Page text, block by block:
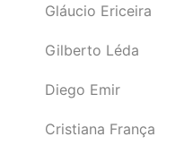
Gláucio Ericeira
Gilberto Léda
Diego Emir
Cristiana França